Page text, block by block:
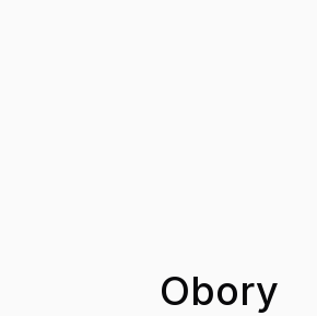
Obory